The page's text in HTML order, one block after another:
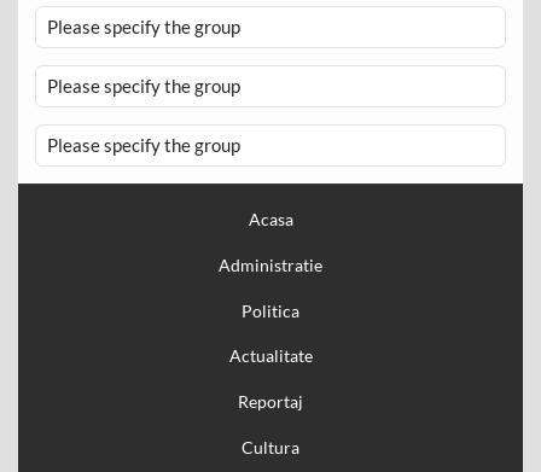
Please specify the group
Please specify the group
Please specify the group
Acasa
Administratie
Politica
Actualitate
Reportaj
Cultura